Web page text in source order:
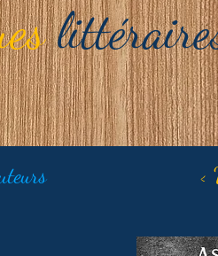
<